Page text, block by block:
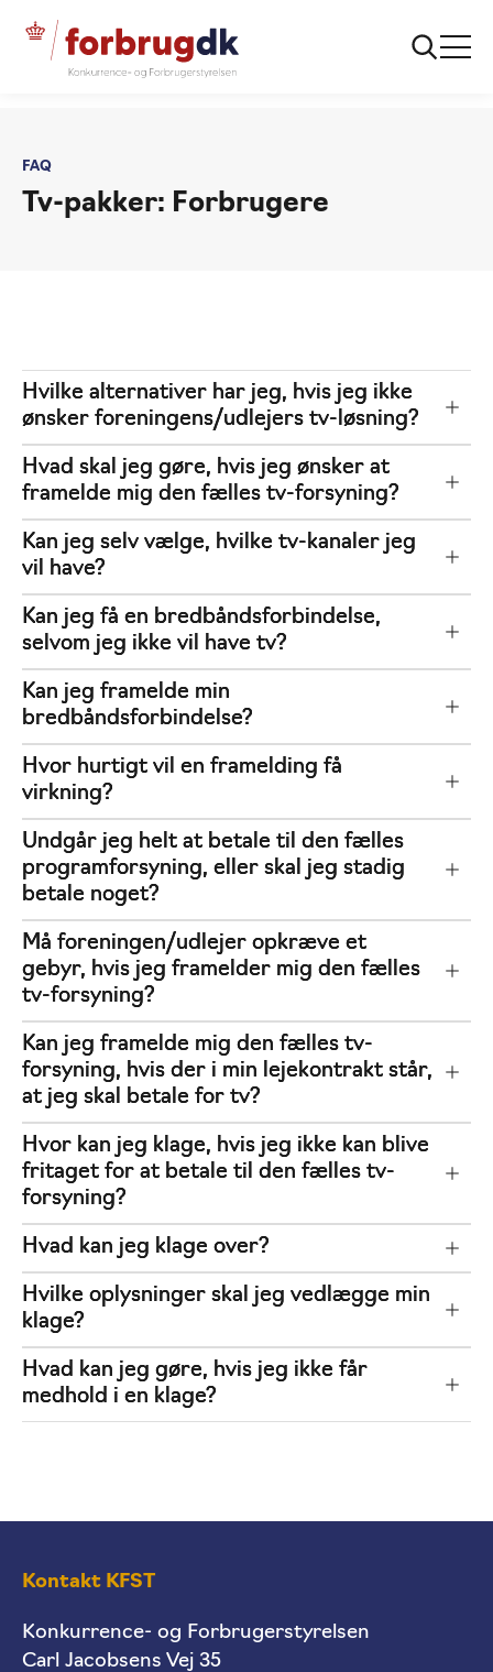
... FAQ: TV-pakker
FAQ
Tv-pakker: Forbrugere
Hvilke alternativer har jeg, hvis jeg ikke
ønsker foreningens/udlejers tv-løsning?
Hvad skal jeg gøre, hvis jeg ønsker at
framelde mig den fælles tv-forsyning?
Kan jeg selv vælge, hvilke tv-kanaler jeg
vil have?
Kan jeg få en bredbåndsforbindelse,
selvom jeg ikke vil have tv?
Kan jeg framelde min
bredbåndsforbindelse?
Hvor hurtigt vil en framelding få
virkning?
Undgår jeg helt at betale til den fælles
programforsyning, eller skal jeg stadig
betale noget?
Må foreningen/udlejer opkræve et
gebyr, hvis jeg framelder mig den fælles
tv-forsyning?
Kan jeg framelde mig den fælles tv-
forsyning, hvis der i min lejekontrakt står,
at jeg skal betale for tv?
Hvor kan jeg klage, hvis jeg ikke kan blive
fritaget for at betale til den fælles tv-
forsyning?
Hvad kan jeg klage over?
Hvilke oplysninger skal jeg vedlægge min
klage?
Hvad kan jeg gøre, hvis jeg ikke får
medhold i en klage?
Kontakt KFST
Konkurrence- og Forbrugerstyrelsen
Carl Jacobsens Vej 35